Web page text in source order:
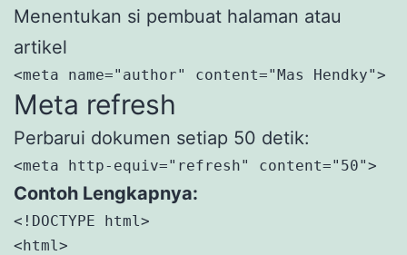
Menentukan si pembuat halaman atau
artikel
<meta name="author" content="Mas Hendky">
Meta refresh
Perbarui dokumen setiap 50 detik:
<meta http-equiv="refresh" content="50">
Contoh Lengkapnya:
<!DOCTYPE html>
<html>